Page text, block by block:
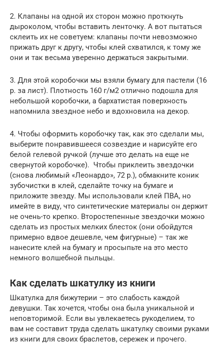
2. Клапаны на одной их сторон можно проткнуть
дыроколом, чтобы вставить ленточку. А вот пытаться
склеить их не советуем: клапаны почти невозможно
прижать друг к другу, чтобы клей схватился, к тому же
они и так весьма уверенно держаться закрытыми.
3. Для этой коробочки мы взяли бумагу для пастели (16
р. за лист). Плотность 160 г/м2 отлично подошла для
небольшой коробочки, а бархатистая поверхность
напомнила звездное небо и вдохновила на декор.
4. Чтобы оформить коробочку так, как это сделали мы,
выберите понравившееся созвездие и нарисуйте его
белой гелевой ручкой (лучше это делать на еще не
свернутой коробочке). Чтобы приклеить звездочки
(снова любимый «Леонардо», 72 р.), обмакните коник
зубочистки в клей, сделайте точку на бумаге и
приложите звезду. Мы использовали клей ПВА, но
имейте в виду, что синтетические материалы он держит
не очень-то крепко. Второстепенные звездочки можно
сделать из простых мелких блесток (они обойдутся
примерно вдвое дешевле, чем фигурные) – так же
нанесите клей на бумагу и просыпьте на это место
немного волшебной пыльцы.
Как сделать шкатулку из книги
Шкатулка для бижутерии – это слабость каждой
девушки. Так хочется, чтобы она была уникальной и
неповторимой. Если вы увлекаетесь рукоделием, то
вам не составит труда сделать шкатулку своими руками
из книги для своих браслетов, сережек и прочего.